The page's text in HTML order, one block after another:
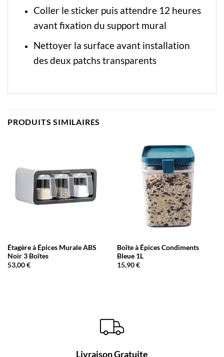
Coller le sticker puis attendre 12 heures
avant fixation du support mural
Nettoyer la surface avant installation
des deux patchs transparents
PRODUITS SIMILAIRES
Étagère à Épices Murale ABS
Noir 3 Boîtes
53,00€
Boîte à Épices Condiments
Bleue 1L
15,90€
Livraison Gratuite